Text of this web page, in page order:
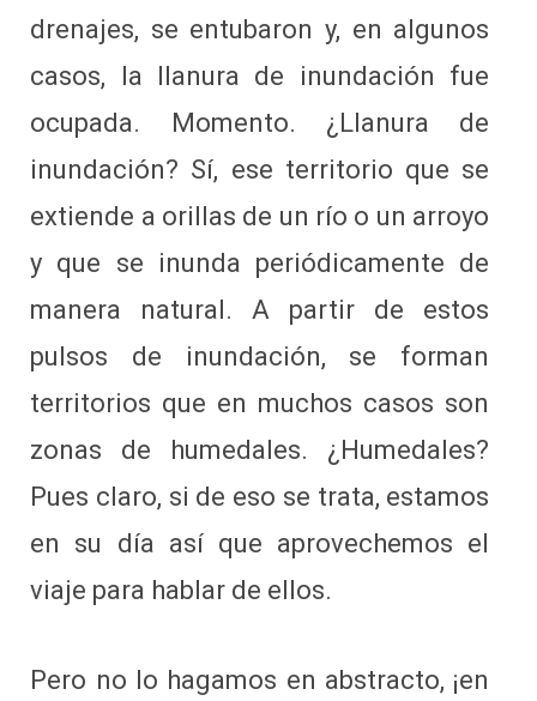
drenajes, se entubaron y, en algunos
casos, la llanura de inundación fue
ocupada. Momento. ¿Llanura de
inundación? Sí, ese territorio que se
extiende a orillas de un río o un arroyo
y que se inunda periódicamente de
manera natural. A partir de estos
pulsos de inundación, se forman
territorios que en muchos casos son
zonas de humedales. ¿Humedales?
Pues claro, si de eso se trata, estamos
en su día así que aprovechemos el
viaje para hablar de ellos.
Pero no lo hagamos en abstracto, ¡en